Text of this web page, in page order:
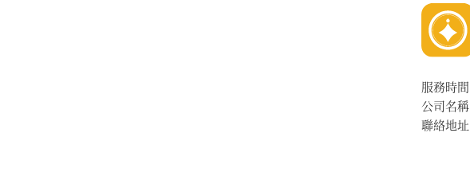
服務時間
公司名稱
聯絡地址